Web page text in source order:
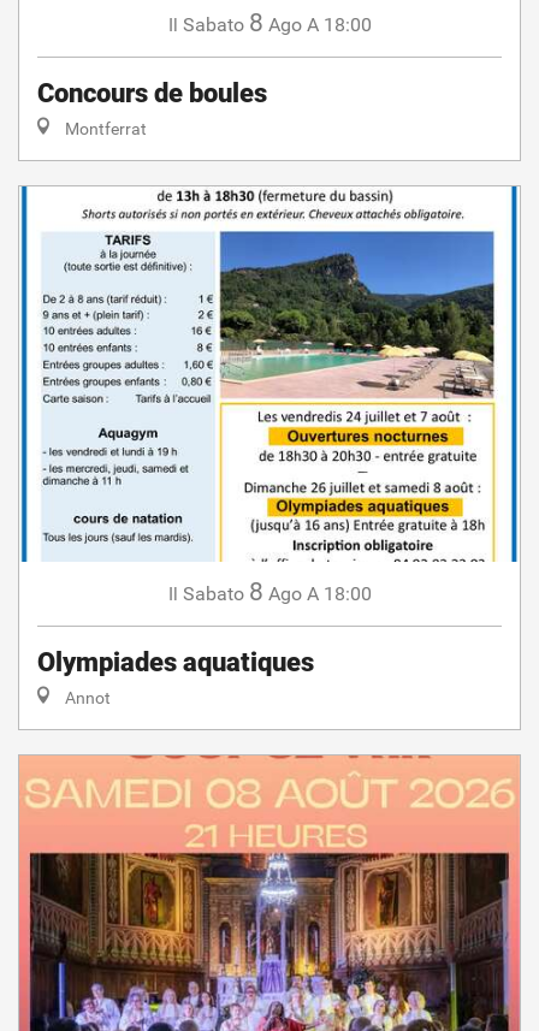
Sabato 8 Ago A 18:00
Concours de boules
Montferrat
Sabato 8 Ago A 18:00
Olympiades aquatiques
Annot